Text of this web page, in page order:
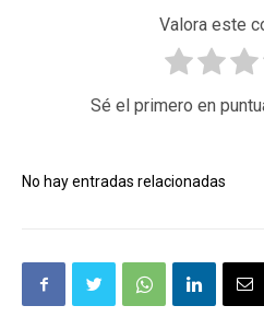
Valora este
Sé el primero en
No hay entradas relacionadas